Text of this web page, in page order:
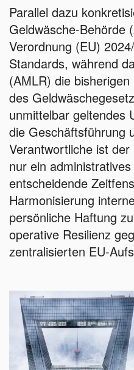
Parallel dazu
Geldwäsche-Behörde
Verordnung (EU)
Standards, während
(AMLR) die
des
unmittelbar geltendes
die Geschäftsführung
Verantwortliche ist
nur ein
entscheidende
Harmonisierung
persönliche Haftung
operative Resilienz
zentralisierten EU-